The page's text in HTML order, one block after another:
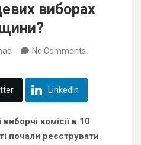
виборах
No Comments
LinkedIn
комісії в 10
почали реєструвати